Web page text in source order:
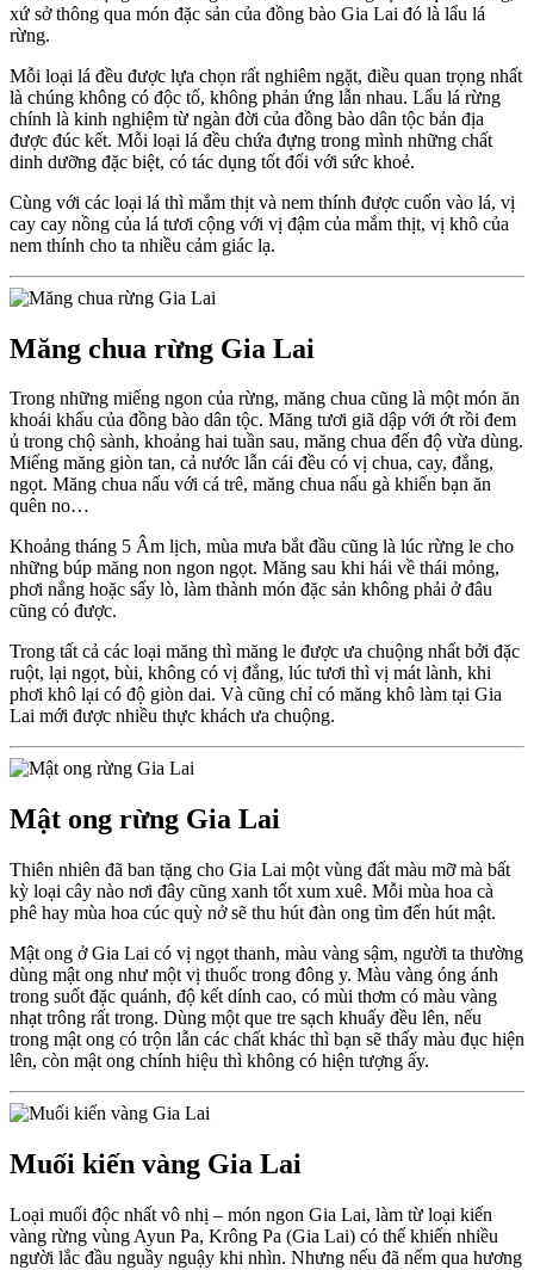
xứ sở thông qua món đặc sản của đồng bào Gia Lai đó là lẩu lá
rừng.
Mỗi loại lá đều được lựa chọn rất nghiêm ngặt, điều quan trọng nhất
là chúng không có độc tố, không phản ứng lẫn nhau. Lẩu lá rừng
chính là kinh nghiệm từ ngàn đời của đồng bào dân tộc bản địa
được đúc kết. Mỗi loại lá đều chứa đựng trong mình những chất
dinh dưỡng đặc biệt, có tác dụng tốt đối với sức khoẻ.
Cùng với các loại lá thì mắm thịt và nem thính được cuốn vào lá, vị
cay cay nồng của lá tươi cộng với vị đậm của mắm thịt, vị khô của
nem thính cho ta nhiều cảm giác lạ.
Măng chua rừng Gia Lai
Trong những miếng ngon của rừng, măng chua cũng là một món ăn
khoái khẩu của đồng bào dân tộc. Măng tươi giã dập với ớt rồi đem
ủ trong chộ sành, khoảng hai tuần sau, măng chua đến độ vừa dùng.
Miếng măng giòn tan, cả nước lẫn cái đều có vị chua, cay, đắng,
ngọt. Măng chua nấu với cá trê, măng chua nấu gà khiến bạn ăn
quên no…
Khoảng tháng 5 Âm lịch, mùa mưa bắt đầu cũng là lúc rừng le cho
những búp măng non ngon ngọt. Măng sau khi hái về thái mỏng,
phơi nắng hoặc sấy lò, làm thành món đặc sản không phải ở đâu
cũng có được.
Trong tất cả các loại măng thì măng le được ưa chuộng nhất bởi đặc
ruột, lại ngọt, bùi, không có vị đắng, lúc tươi thì vị mát lành, khi
phơi khô lại có độ giòn dai. Và cũng chỉ có măng khô làm tại Gia
Lai mới được nhiều thực khách ưa chuộng.
Mật ong rừng Gia Lai
Thiên nhiên đã ban tặng cho Gia Lai một vùng đất màu mỡ mà bất
kỳ loại cây nào nơi đây cũng xanh tốt xum xuê. Mỗi mùa hoa cà
phê hay mùa hoa cúc quỳ nở sẽ thu hút đàn ong tìm đến hút mật.
Mật ong ở Gia Lai có vị ngọt thanh, màu vàng sậm, người ta thường
dùng mật ong như một vị thuốc trong đông y. Màu vàng óng ánh
trong suốt đặc quánh, độ kết dính cao, có mùi thơm có màu vàng
nhạt trông rất trong. Dùng một que tre sạch khuấy đều lên, nếu
trong mật ong có trộn lẫn các chất khác thì bạn sẽ thấy màu đục hiện
lên, còn mật ong chính hiệu thì không có hiện tượng ấy.
Muối kiến vàng Gia Lai
Loại muối độc nhất vô nhị – món ngon Gia Lai, làm từ loại kiến
vàng rừng vùng Ayun Pa, Krông Pa (Gia Lai) có thể khiến nhiều
người lắc đầu nguầy nguậy khi nhìn. Nhưng nếu đã nếm qua hương